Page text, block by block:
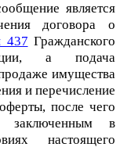
является
договора о
437 Гражданского
а подача
имущества
и перечисление
после чего
заключенным в
настоящего